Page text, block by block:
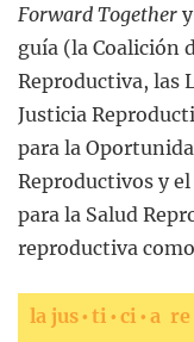
Forward Together
guía (la Coalición
Reproductiva, las
Justicia
para la
Reproductivos y
para la Salud
reproductiva
la jus • ti • ci • a re